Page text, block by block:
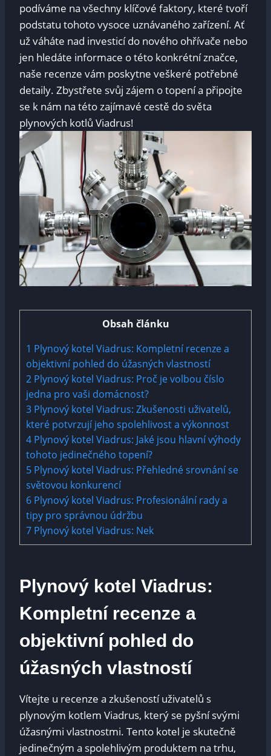
podíváme na všechny klíčové faktory, které tvoří
podstatu tohoto vysoce uznávaného zařízení. Ať
už váháte nad investicí do nového ohřívače nebo
jen hledáte informace o této konkrétní značce,
naše recenze vám poskytne veškeré potřebné
detaily. Zbystřete svůj zájem o topení a připojte
se k nám na této zajímavé cestě do světa
plynových kotlů Viadrus!
Obsah článku
1 Plynový kotel Viadrus: Kompletní recenze a
objektivní pohled do úžasných vlastností
2 Plynový kotel Viadrus: Proč je volbou číslo
jedna pro vaši domácnost?
3 Plynový kotel Viadrus: Zkušenosti uživatelů,
které potvrzují jeho spolehlivost a výkonnost
4 Plynový kotel Viadrus: Jaké jsou hlavní výhody
tohoto jedinečného topení?
5 Plynový kotel Viadrus: Přehledné srovnání se
světovou konkurencí
6 Plynový kotel Viadrus: Profesionální rady a
tipy pro správnou údržbu
7 Plynový kotel Viadrus: Nek
Plynový kotel Viadrus:
Kompletní recenze a
objektivní pohled do
úžasných vlastností
Vítejte u recenze a zkušeností uživatelů s
plynovým kotlem Viadrus, který se pyšní svými
úžasnými vlastnostmi. Tento kotel je skutečně
jedinečným a spolehlivým produktem na trhu,